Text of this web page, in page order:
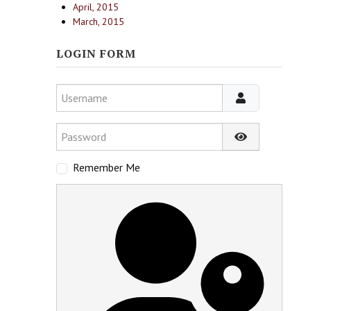
April, 2015
March, 2015
LOGIN FORM
Username
Password
Show Password
Remember Me